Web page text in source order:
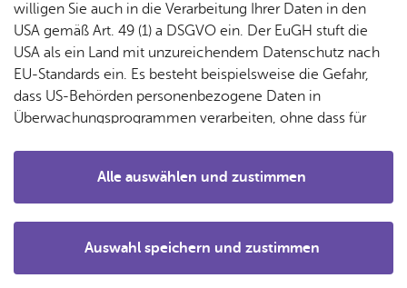
Zur Bildergalerie
willigen Sie auch in die Verarbeitung Ihrer Daten in den
USA gemäß Art. 49 (1) a DSGVO ein. Der EuGH stuft die
USA als ein Land mit unzureichendem Datenschutz nach
EU-Standards ein. Es besteht beispielsweise die Gefahr,
dass US-Behörden personenbezogene Daten in
Überwachungsprogrammen verarbeiten, ohne dass für
Auswahl speichern und zustimmen
Alle auswählen und zustimmen